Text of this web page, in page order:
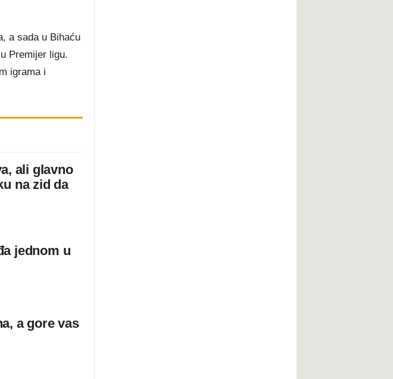
a sada u Bihaću
Premijer ligu.
igrama i
ali glavno
na zid da
jednom u
a gore vas